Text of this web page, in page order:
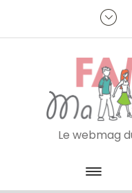
Je
Le webmag
Panneau de gestion des